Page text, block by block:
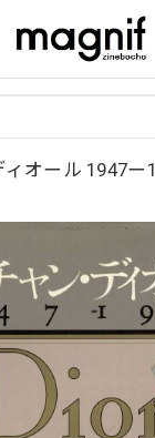
オール 1947ー